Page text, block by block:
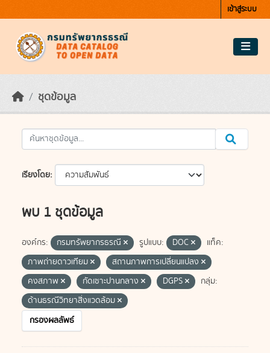
เข้าสู่ระบบ
ชุดข้อมูล
เรียงโดย
พบ 1 ชุดข้อมูล
องค์กร: กรมทรัพยากรธรณี รูปแบบ: DOC
แท็ค:
ภาพถ่ายดาวเทียม
สถานภาพการเปลี่ยนแปลง
คงสภาพ
กัดเซาะปานกลาง DGPS
กลุ่ม:
ด้านธรณีวิทยาสิ่งแวดล้อม
กรองผลลัพธ์